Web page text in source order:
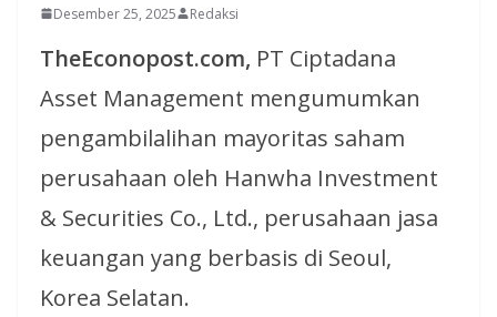
Desember 25, 2025 Redaksi
TheEconopost.com, PT Ciptadana
Asset Management mengumumkan
pengambilalihan mayoritas saham
perusahaan oleh Hanwha Investment
& Securities Co., Ltd., perusahaan jasa
keuangan yang berbasis di Seoul,
Korea Selatan.